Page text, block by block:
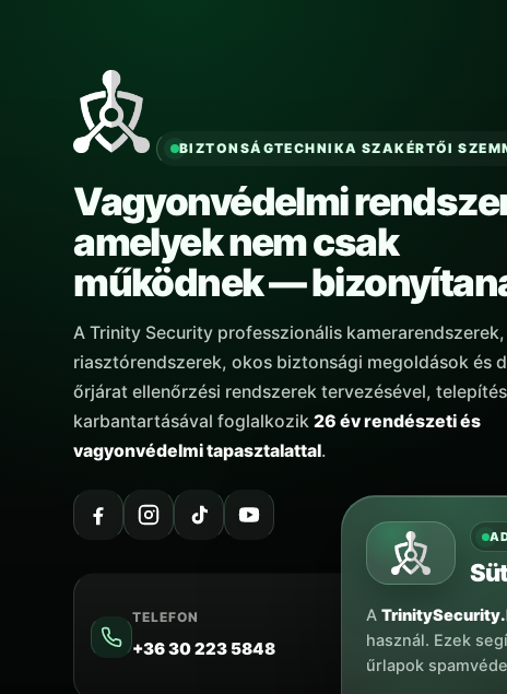
BIZTONSÁGTECHNIKA SZAKÉRTŐI
Vagyonvédelmi
amelyek nem csak
működnek —
A Trinity Security professzionális kamerarendszerek,
riasztórendszerek, okos biztonsági megoldások és
őrjárat ellenőrzési rendszerek tervezésével,
karbantartásával foglalkozik26 év rendészeti és
vagyonvédelmi tapasztalattal.
TELEFON
+36 30 223 5848
A
használ. Ezek
űrlapok